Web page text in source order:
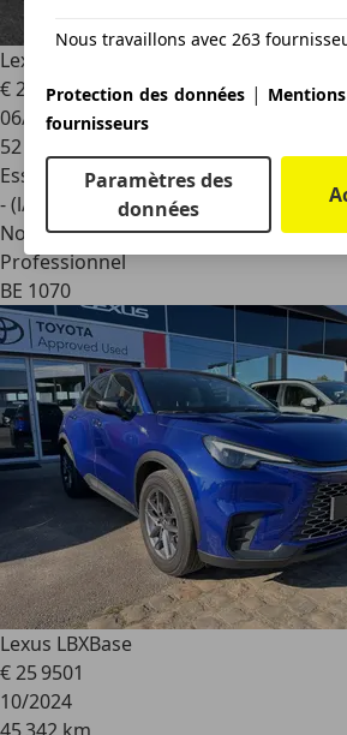
Nous travaillons avec 263
Protection des données |
fournisseurs
Paramètres des
données
Lexus UX 250h
€ 25 500
06/2022
52 846 km
Essence
- (l/100 km)
Nouveau
Professionnel
BE 1070
Lexus LBXBase
€ 25 9501
10/2024